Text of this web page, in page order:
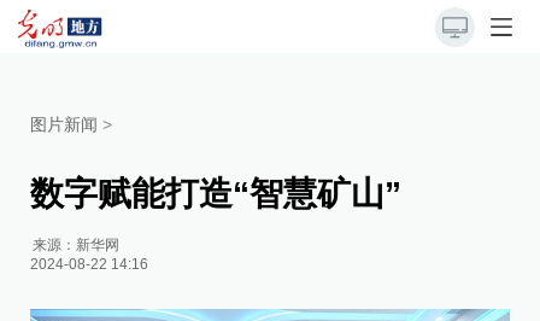
图片新闻 >
数字赋能打造“智慧矿山”
来源： 新华网
2024-08-22 14:16